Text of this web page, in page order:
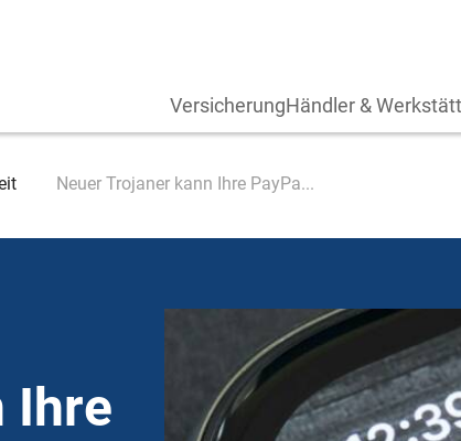
VersicherungHändler &
Neuer Trojaner kann Ihre PayPa...
Ihre